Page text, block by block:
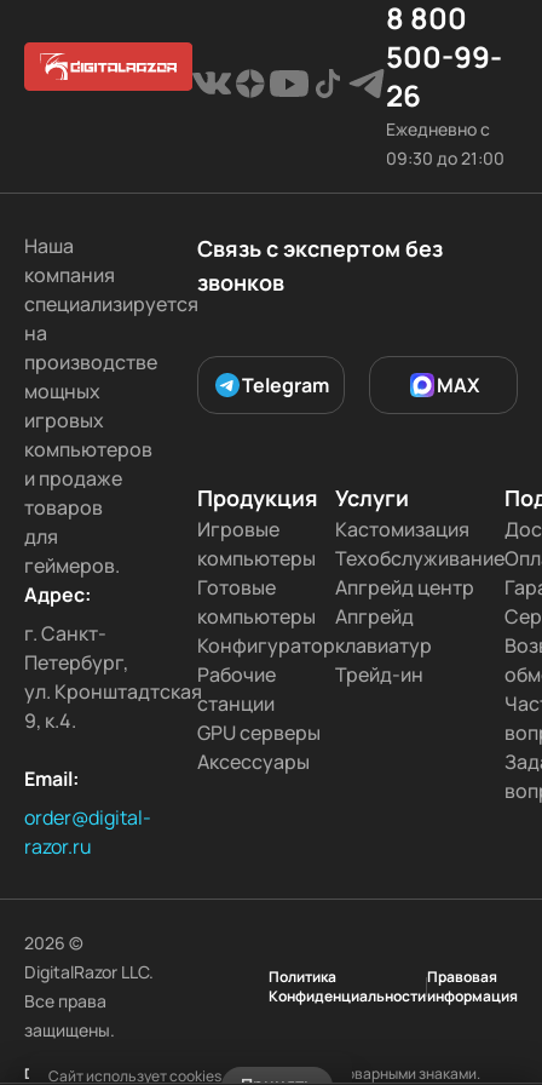
8 800
500-99-
26
Ежедневно с
09:30 до 21:00
Наша
компания
специализируется
на
производстве
мощных
игровых
компьютеров
и продаже
товаров
для
геймеров.
Адрес:
г. Санкт-
Петербург,
ул. Кронштадтская
9, к.4.
Email:
order@digital-
razor.ru
Связь с экспертом без
звонков
Telegram MAX
Продукция
Игровые
компьютеры
Готовые
компьютеры
Конфигуратор
Рабочие
станции
GPU серверы
Аксессуары
Услуги
Кастомизация
Техобслуживание
Апгрейд центр
Апгрейд
клавиатур
Трейд-ин
2026 ©
DigitalRazor LLC.
Все права
защищены.
Политика
Конфиденциальности
Правовая
информация
DigitalRazorи логотипDigitalRazorявляются товарными знаками.
Сайт использует cookies